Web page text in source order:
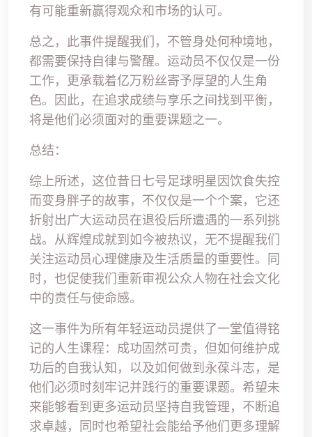
有可能重新赢得观众和市场的认可。
总之，此事件提醒我们，不管身处何种境地，
都需要保持自律与警醒。运动员不仅仅是一份
工作，更承载着亿万粉丝寄予厚望的人生角
色。因此，在追求成绩与享乐之间找到平衡，
将是他们必须面对的重要课题之一。
总结：
综上所述，这位昔日七号足球明星因饮食失控
而变身胖子的故事，不仅仅是一个个案，它还
折射出广大运动员在退役后所遭遇的一系列挑
战。从辉煌成就到如今被热议，无不提醒我们
关注运动员心理健康及生活质量的重要性。同
时，也促使我们重新审视公众人物在社会文化
中的责任与使命感。
这一事件为所有年轻运动员提供了一堂值得铭
记的人生课程：成功固然可贵，但如何维护成
功后的自我认知，以及如何做到永葆斗志，是
他们必须时刻牢记并践行的重要课题。希望未
来能够看到更多运动员坚持自我管理，不断追
求卓越，同时也希望社会能给予他们更多理解